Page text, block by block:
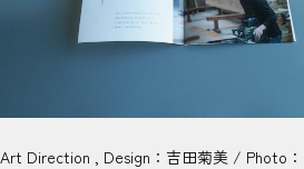
Art Direction , Design：吉田菊美 / Photo